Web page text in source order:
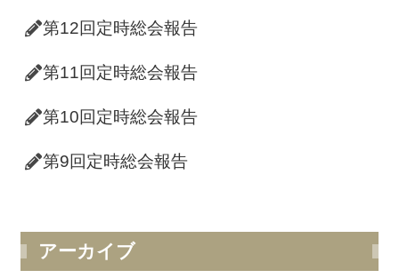
第12回定時総会報告
第11回定時総会報告
第10回定時総会報告
第9回定時総会報告
アーカイブ